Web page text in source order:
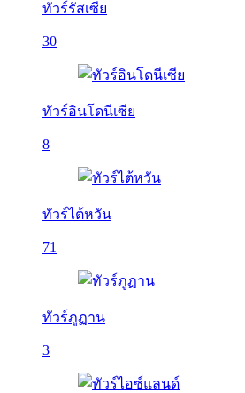
ทัวร์รัสเซีย
30
ทัวร์อินโดนีเซีย
8
ทัวร์ไต้หวัน
71
ทัวร์ภูฏาน
3